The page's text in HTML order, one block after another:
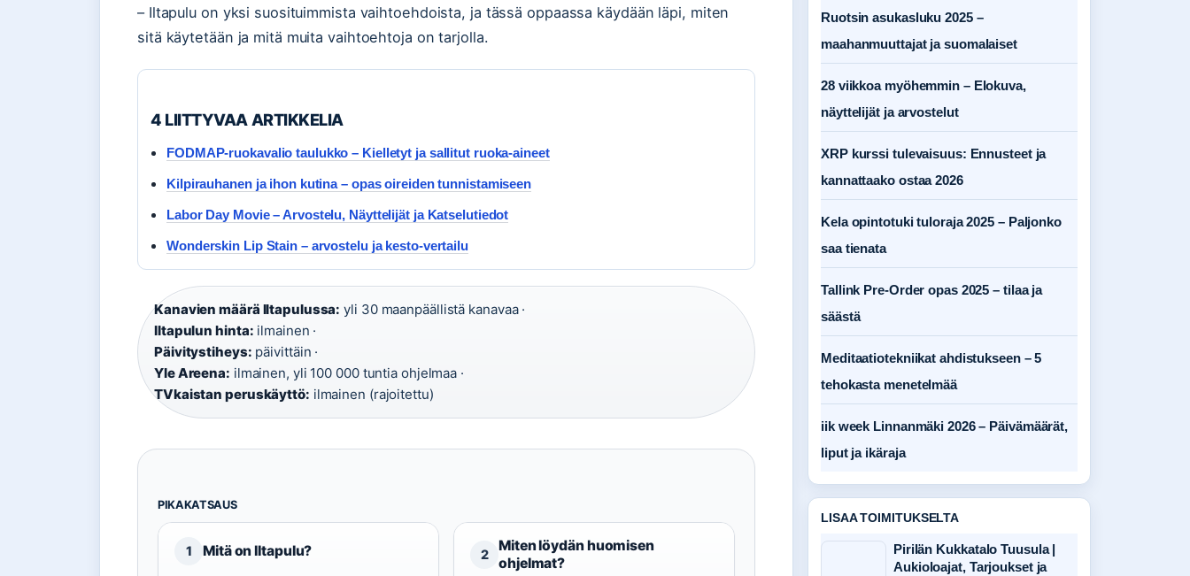
– Iltapulu on yksi suosituimmista vaihtoehdoista, ja tässä oppaassa käydään läpi, miten
sitä käytetään ja mitä muita vaihtoehtoja on tarjolla.
4 LIITTYVAA ARTIKKELIA
FODMAP-ruokavalio taulukko – Kielletyt ja sallitut ruoka-aineet
Kilpirauhanen ja ihon kutina – opas oireiden tunnistamiseen
Labor Day Movie – Arvostelu, Näyttelijät ja Katselutiedot
Wonderskin Lip Stain – arvostelu ja kesto-vertailu
Kanavien määrä Iltapulussa: yli 30 maanpäällistä kanavaa ·
Iltapulun hinta: ilmainen ·
Päivitystiheys: päivittäin ·
Yle Areena: ilmainen, yli 100 000 tuntia ohjelmaa ·
TVkaistan peruskäyttö: ilmainen (rajoitettu)
PIKAKATSAUS
1 Mitä on Iltapulu? 2
Miten löydän huomisen
ohjelmat?
Ruotsin asukasluku 2025 –
maahanmuuttajat ja suomalaiset
28 viikkoa myöhemmin – Elokuva,
näyttelijät ja arvostelut
XRP kurssi tulevaisuus: Ennusteet ja
kannattaako ostaa 2026
Kela opintotuki tuloraja 2025 – Paljonko
saa tienata
Tallink Pre-Order opas 2025 – tilaa ja
säästä
Meditaatiotekniikat ahdistukseen – 5
tehokasta menetelmää
iik week Linnanmäki 2026 – Päivämäärät,
liput ja ikäraja
LISAA TOIMITUKSELTA
Pirilän Kukkatalo Tuusula |
Aukioloajat, Tarjoukset ja